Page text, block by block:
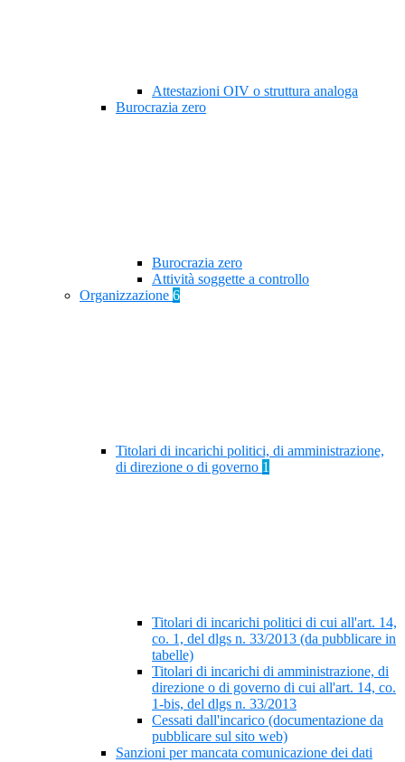
Attestazioni OIV o struttura analoga
Burocrazia zero
Burocrazia zero
Attività soggette a controllo
Organizzazione 6
Titolari di incarichi politici, di amministrazione,
di direzione o di governo 1
Titolari di incarichi politici di cui all'art. 14,
co. 1, del dlgs n. 33/2013 (da pubblicare in
tabelle)
Titolari di incarichi di amministrazione, di
direzione o di governo di cui all'art. 14, co.
1-bis, del dlgs n. 33/2013
Cessati dall'incarico (documentazione da
pubblicare sul sito web)
Sanzioni per mancata comunicazione dei dati